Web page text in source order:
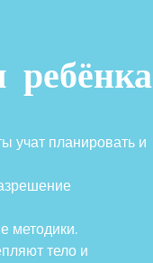
ребёнка
учат планировать и
методики.
тело и